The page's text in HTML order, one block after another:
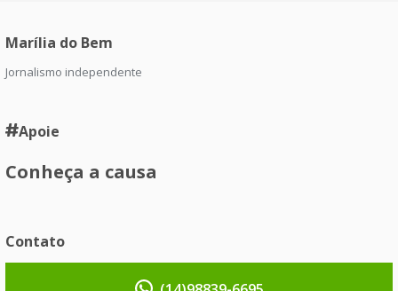
Marília do Bem
Jornalismo independente
Apoie
Conheça a causa
Contato